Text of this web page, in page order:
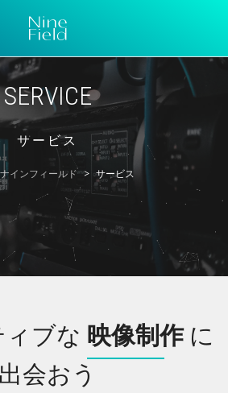
SERVICE
サービス
インフィールド > サービス
ブな 映像制作に
出会おう